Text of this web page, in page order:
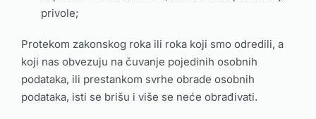
privole;
Protekom zakonskog roka ili roka koji smo odredili, a
koji nas obvezuju na čuvanje pojedinih osobnih
podataka, ili prestankom svrhe obrade osobnih
podataka, isti se brišu i više se neće obrađivati.